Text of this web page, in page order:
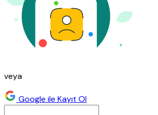
veya
Google ile Kayıt Ol